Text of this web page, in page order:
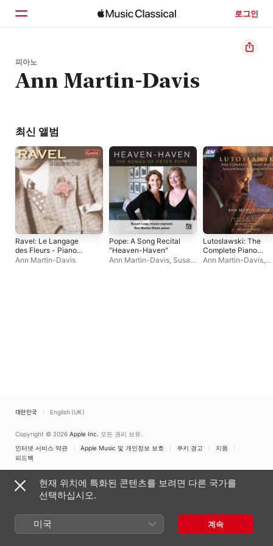
로그인
둘러보기
피아노
Ann Martin-Davis
최신 앨범
Ravel: Le Langage
des Fleurs - Piano
Music
Ann Martin-Davis
Pope: A Song Recital
"Heaven-Haven"
Ann Martin-Davis, Susan
Lutoslawski: The
Complete Piano
Music
Ann Martin-Davis,
대한민국 English (UK)
Copyright © 2026 Apple Inc. 모든 권리 보유.
인터넷 서비스 약관
Apple Music 및 개인정보 보호 쿠키 경고
지원
피드백
현재 위치에 특화된 콘텐츠를 보려면 다른 국가를
선택하십시오.
미국 계속